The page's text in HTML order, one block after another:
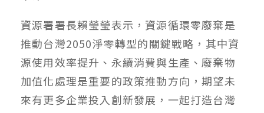
資源署署長賴瑩瑩表示，資源循環零廢棄是
推動台灣2050淨零轉型的關鍵戰略，其中資
源使用效率提升、永續消費與生產、廢棄物
加值化處理是重要的政策推動方向，期望未
來有更多企業投入創新發展，一起打造台灣